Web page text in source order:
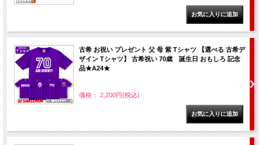
古希 お祝い プレゼント 父 母 紫 Tシャツ 【選べる 古希デ
ザイン Tシャツ】 古希祝い 70歳 誕生日 おもしろ 記念
品★A24★
価格： 2,200円(税込)